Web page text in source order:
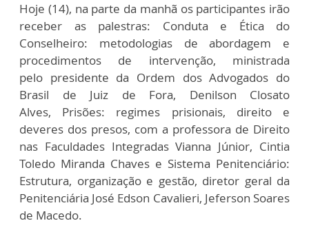
Hoje (14), na parte da manhã os participantes irão
receber as palestras: Conduta e Ética do
Conselheiro: metodologias de abordagem e
procedimentos de intervenção, ministrada
pelo presidente da Ordem dos Advogados do
Brasil de Juiz de Fora, Denilson Closato
Alves, Prisões: regimes prisionais, direito e
deveres dos presos, com a professora de Direito
nas Faculdades Integradas Vianna Júnior, Cintia
Toledo Miranda Chaves e Sistema Penitenciário:
Estrutura, organização e gestão, diretor geral da
Penitenciária José Edson Cavalieri, Jeferson Soares
de Macedo.